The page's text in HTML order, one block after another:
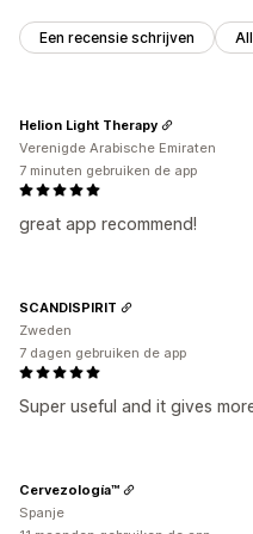
Een recensie schrijven
great app recommend!
Helion Light Therapy
Verenigde Arabische Emiraten
7 minuten gebruiken de app
Super useful and it gives
SCANDISPIRIT
Zweden
7 dagen gebruiken de app
Cervezología™
Spanje